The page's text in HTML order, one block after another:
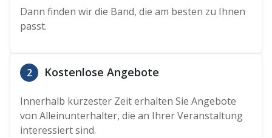
Dann finden wir die Band, die am besten zu Ihnen
passt.
2 Kostenlose Angebote
Innerhalb kürzester Zeit erhalten Sie Angebote
von Alleinunterhalter, die an Ihrer Veranstaltung
interessiert sind.